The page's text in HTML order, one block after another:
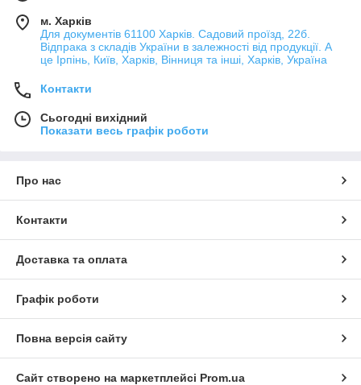
м. Харків
Для документів 61100 Харків. Садовий проїзд, 22б.
Відпрака з складів України в залежності від продукції. А
це Ірпінь, Київ, Харків, Вінниця та інші, Харків, Україна
Контакти
Сьогодні вихідний
Показати весь графік роботи
Про нас
Контакти
Доставка та оплата
Графік роботи
Повна версія сайту
Сайт створено на маркетплейсі Prom.ua